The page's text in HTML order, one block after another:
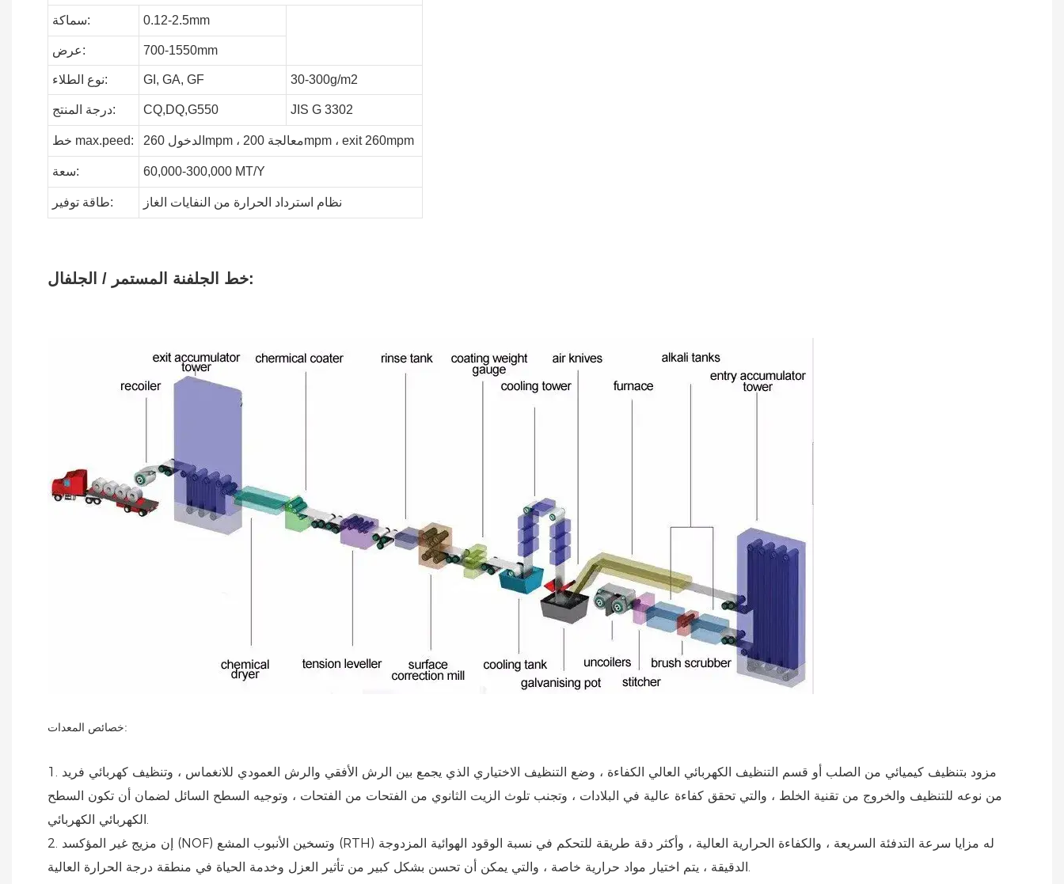
سماكة: 0.12-2.5mm
عرض: 700-1550mm
نوع الطلاء: GI, GA, GF 30-300g/m2
درجة المنتج: CQ,DQ,G550 JIS G 3302
max.peed: الدخول 260mpm ، معالجة 200mpm ، exit 260mpm
سعة: 60,000-300,000 MT/Y
طاقةتوفير: نظام استرداد الحرارة من النفايات الغاز
خط الجلفنة المستمر / الجلفال:
خصائص المعدات:
1. مزود بتنظيف كيميائي من الصلب أو قسم التنظيف الكهربائي العالي الكفاءة ، وضع التنظيف الاختياري الذي يجمع بين الرش الأفقي والرش العمودي للانغماس ، وتنظيف كهربائي فريد
من نوعه للتنظيف والخروج من تقنية الخلط ، والتي تحقق كفاءة عالية في البلادات ، وتجنب تلوث الزيت الثانوي من الفتحات من الفتحات ، وتوجيه السطح السائل لضمان أن تكون السطح
الكهربائي الكهربائي.
2. إن مزيج غير المؤكسد (NOF) وتسخين الأنبوب المشع (RTH) له مزايا سرعة التدفئة السريعة ، والكفاءة الحرارية العالية ، وأكثر دقة طريقة للتحكم في نسبة الوقود الهوائية المزدوجة
الدقيقة ، يتم اختيار مواد حرارية خاصة ، والتي يمكن أن تحسن بشكل كبير من تأثير العزل وخدمة الحياة في منطقة درجة الحرارة العالية.